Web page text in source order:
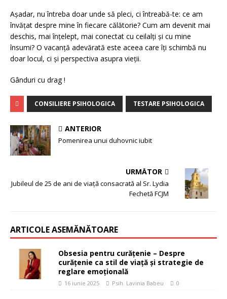
Așadar, nu întreba doar unde să pleci, ci întreabă-te: ce am
învățat despre mine în fiecare călătorie? Cum am devenit mai
deschis, mai înțelept, mai conectat cu ceilalți și cu mine
însumi? O vacanță adevărată este aceea care îți schimbă nu
doar locul, ci și perspectiva asupra vieții.
Gânduri cu drag !
CONSILIERE PSIHOLOGICA TESTARE PSIHOLOGICA
ANTERIOR
Pomenirea unui duhovnic iubit
URMĂTOR
Jubileul de 25 de ani de viață consacrată al Sr. Lydia
Fechetă FCJM
ARTICOLE ASEMĂNĂTOARE
Obsesia pentru curățenie – Despre
curățenie ca stil de viață și strategie de
reglare emoțională
16 iunie 2025 Psih. Lavinia Babeu 0